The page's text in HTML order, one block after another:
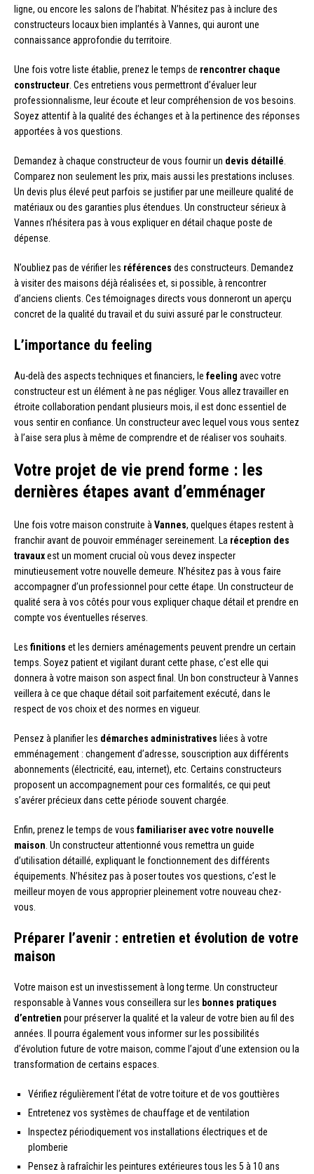
ligne, ou encore les salons de l’habitat. N’hésitez pas à inclure des
constructeurs locaux bien implantés à Vannes, qui auront une
connaissance approfondie du territoire.
Une fois votre liste établie, prenez le temps de rencontrer chaque
constructeur . Ces entretiens vous permettront d’évaluer leur
professionnalisme, leur écoute et leur compréhension de vos besoins.
Soyez attentif à la qualité des échanges et à la pertinence des réponses
apportées à vos questions.
Demandez à chaque constructeur de vous fournir un devis détaillé
Comparez non seulement les prix, mais aussi les prestations incluses.
Un devis plus élevé peut parfois se justifier par une meilleure qualité de
matériaux ou des garanties plus étendues. Un constructeur sérieux à
Vannes n’hésitera pas à vous expliquer en détail chaque poste de
dépense.
N’oubliez pas de vérifier les références des constructeurs. Demandez
à visiter des maisons déjà réalisées et, si possible, à rencontrer
d’anciens clients. Ces témoignages directs vous donneront un aperçu
concret de la qualité du travail et du suivi assuré par le constructeur.
L’importance du feeling
Au-delà des aspects techniques et financiers, le feeling avec votre
constructeur est un élément à ne pas négliger. Vous allez travailler en
étroite collaboration pendant plusieurs mois, il est donc essentiel de
vous sentir en confiance. Un constructeur avec lequel vous vous sentez
à l’aise sera plus à même de comprendre et de réaliser vos souhaits.
Votre projet de vie prend forme : les
dernières étapes avant d’emménager
Une fois votre maison construite à Vannes, quelques étapes restent à
franchir avant de pouvoir emménager sereinement. La réception des
travauxest un moment crucial où vous devez inspecter
minutieusement votre nouvelle demeure. N’hésitez pas à vous faire
accompagner d’un professionnel pour cette étape. Un constructeur de
qualité sera à vos côtés pour vous expliquer chaque détail et prendre en
compte vos éventuelles réserves.
Les finitions et les derniers aménagements peuvent prendre un certain
temps. Soyez patient et vigilant durant cette phase, c’est elle qui
donnera à votre maison son aspect final. Un bon constructeur à Vannes
veillera à ce que chaque détail soit parfaitement exécuté, dans le
respect de vos choix et des normes en vigueur.
Pensez à planifier les démarches administratives liées à votre
emménagement : changement d’adresse, souscription aux différents
abonnements (électricité, eau, internet), etc. Certains constructeurs
proposent un accompagnement pour ces formalités, ce qui peut
s’avérer précieux dans cette période souvent chargée.
Enfin, prenez le temps de vous familiariser avec votre nouvelle
maison . Un constructeur attentionné vous remettra un guide
d’utilisation détaillé, expliquant le fonctionnement des différents
équipements. N’hésitez pas à poser toutes vos questions, c’est le
meilleur moyen de vous approprier pleinement votre nouveau chez-
vous.
Préparer l’avenir : entretien et évolution de votre
maison
Votre maison est un investissement à long terme. Un constructeur
responsable à Vannes vous conseillera sur les bonnes pratiques
d’entretien pour préserver la qualité et la valeur de votre bien au fil des
années. Il pourra également vous informer sur les possibilités
d’évolution future de votre maison, comme l’ajout d’une extension ou la
transformation de certains espaces.
Vérifiez régulièrement l’état de votre toiture et de vos gouttières
Entretenez vos systèmes de chauffage et de ventilation
Inspectez périodiquement vos installations électriques et de
plomberie
Pensez à rafraîchir les peintures extérieures tous les 5 à 10 ans